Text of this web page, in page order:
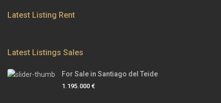
Latest Listing Rent
Latest Listings Sales
For Sale in Santiago del Teide
1.195.000 €